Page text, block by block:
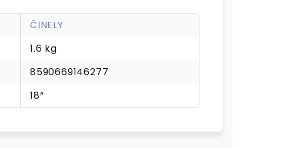
ČINELY
1.6 kg
8590669146277
18“